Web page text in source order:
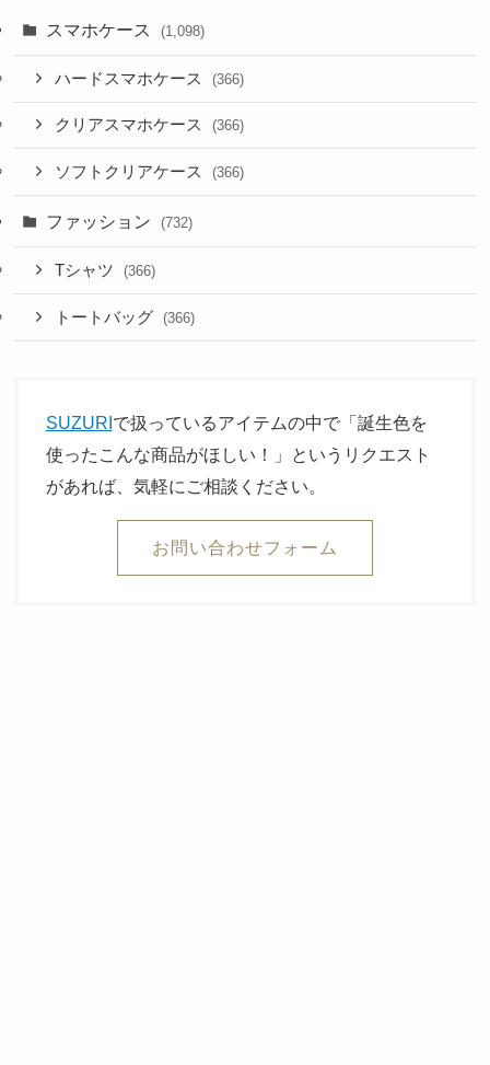
スマホケース (1,098)
ハードスマホケース (366)
クリアスマホケース (366)
ソフトクリアケース (366)
ファッション (732)
Tシャツ (366)
トートバッグ (366)
SUZURIで扱っているアイテムの中で「誕生色を
使ったこんな商品がほしい！」というリクエスト
があれば、気軽にご相談ください。
お問い合わせフォーム